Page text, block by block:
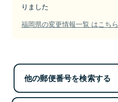
りました
福岡県の変更情報一覧 はこちら
他の郵便番号を検索する